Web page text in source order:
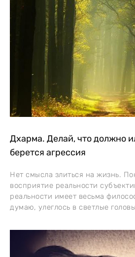
Дхарма. Делай, что должно
берется агрессия
Нет смысла злиться на жизнь.
восприятие реальности
реальности имеет весьма
думаю, улеглось в светлые